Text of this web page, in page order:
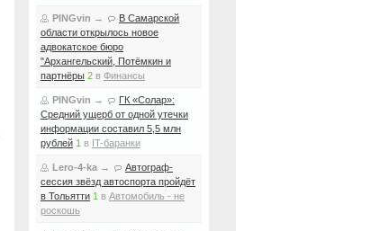
PINGvin →
В Самарской
области открылось новое
адвокатское бюро
"Архангельский, Потёмкин и
партнёры 2 в Финансы
PINGvin →
ГК «Солар»:
Средний ущерб от одной утечки
информации составил 5,5 млн
рублей 1 в IT-баранки
Lero-4-ka →
Автограф-
сессия звёзд автоспорта пройдёт
в Тольятти 1 в Автомобиль - не
роскошь